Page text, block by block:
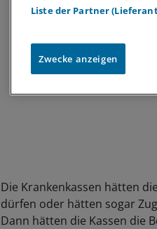
Die Krankenkassen hätten
dürfen oder hätten sogar
Dann hätten die Kassen die
Liste der Partner
Zwecke anzeigen